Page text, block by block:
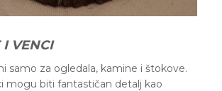
I VENCI
samo za ogledala, kamine i štokove.
mogu biti fantastičan detalj kao